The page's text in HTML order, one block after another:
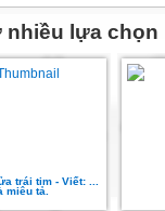
BẢN
nhiều lựa chọn
trái tim - Viết: ...
miêu tả.